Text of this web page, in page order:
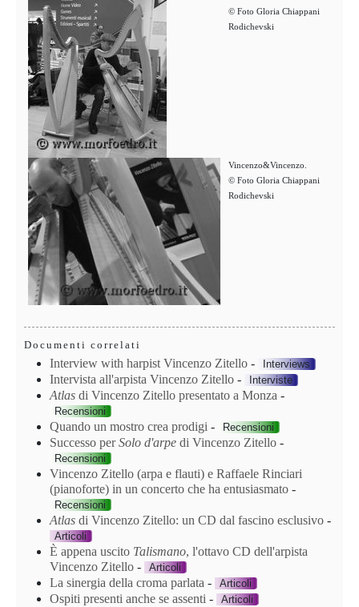
© Foto Gloria Chiappani
Rodichevski
Vincenzo&Vincenzo.
© Foto Gloria Chiappani
Rodichevski
Documenti correlati
Interview with harpist Vincenzo Zitello - Interviews
Intervista all'arpista Vincenzo Zitello - Interviste
Atlas di Vincenzo Zitello presentato a Monza -
Recensioni
Quando un mostro crea prodigi - Recensioni
Successo perSolo d'arpe di Vincenzo Zitello -
Recensioni
Vincenzo Zitello (arpa e flauti) e Raffaele Rinciari
(pianoforte) in un concerto che ha entusiasmato -
Recensioni
Atlas di Vincenzo Zitello: un CD dal fascino esclusivo -
Articoli
È appena uscito Talismano, l'ottavo CD dell'arpista
Vincenzo Zitello - Articoli
La sinergia della croma parlata - Articoli
Ospiti presenti anche se assenti - Articoli